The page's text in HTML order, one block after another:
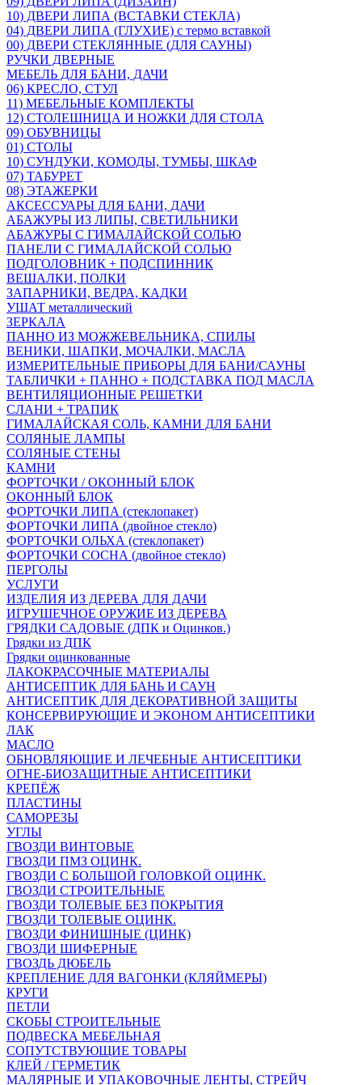
10) ДВЕРИ ЛИПА (ВСТАВКИ СТЕКЛА)
04) ДВЕРИ ЛИПА (ГЛУХИЕ) с термо вставкой
00) ДВЕРИ СТЕКЛЯННЫЕ (ДЛЯ САУНЫ)
РУЧКИ ДВЕРНЫЕ
МЕБЕЛЬ ДЛЯ БАНИ, ДАЧИ
06) КРЕСЛО, СТУЛ
11) МЕБЕЛЬНЫЕ КОМПЛЕКТЫ
12) СТОЛЕШНИЦА И НОЖКИ ДЛЯ СТОЛА
09) ОБУВНИЦЫ
01) СТОЛЫ
10) СУНДУКИ, КОМОДЫ, ТУМБЫ, ШКАФ
07) ТАБУРЕТ
08) ЭТАЖЕРКИ
АКСЕССУАРЫ ДЛЯ БАНИ, ДАЧИ
АБАЖУРЫ ИЗ ЛИПЫ, СВЕТИЛЬНИКИ
АБАЖУРЫ С ГИМАЛАЙСКОЙ СОЛЬЮ
ПАНЕЛИ С ГИМАЛАЙСКОЙ СОЛЬЮ
ПОДГОЛОВНИК + ПОДСПИННИК
ВЕШАЛКИ, ПОЛКИ
ЗАПАРНИКИ, ВЕДРА, КАДКИ
УШАТ металлический
ЗЕРКАЛА
ПАННО ИЗ МОЖЖЕВЕЛЬНИКА, СПИЛЫ
ВЕНИКИ, ШАПКИ, МОЧАЛКИ, МАСЛА
ИЗМЕРИТЕЛЬНЫЕ ПРИБОРЫ ДЛЯ БАНИ/САУНЫ
ТАБЛИЧКИ + ПАННО + ПОДСТАВКА ПОД МАСЛА
ВЕНТИЛЯЦИОННЫЕ РЕШЕТКИ
СЛАНИ + ТРАПИК
ГИМАЛАЙСКАЯ СОЛЬ, КАМНИ ДЛЯ БАНИ
СОЛЯНЫЕ ЛАМПЫ
СОЛЯНЫЕ СТЕНЫ
КАМНИ
ФОРТОЧКИ / ОКОННЫЙ БЛОК
ОКОННЫЙ БЛОК
ФОРТОЧКИ ЛИПА (стеклопакет)
ФОРТОЧКИ ЛИПА (двойное стекло)
ФОРТОЧКИ ОЛЬХА (стеклопакет)
ФОРТОЧКИ СОСНА (двойное стекло)
ПЕРГОЛЫ
УСЛУГИ
ИЗДЕЛИЯ ИЗ ДЕРЕВА ДЛЯ ДАЧИ
ИГРУШЕЧНОЕ ОРУЖИЕ ИЗ ДЕРЕВА
ГРЯДКИ САДОВЫЕ (ДПК и Оцинков.)
Грядки из ДПК
Грядки оцинкованные
ЛАКОКРАСОЧНЫЕ МАТЕРИАЛЫ
АНТИСЕПТИК ДЛЯ БАНЬ И САУН
АНТИСЕПТИК ДЛЯ ДЕКОРАТИВНОЙ ЗАЩИТЫ
КОНСЕРВИРУЮЩИЕ И ЭКОНОМ АНТИСЕПТИКИ
ЛАК
МАСЛО
ОБНОВЛЯЮЩИЕ И ЛЕЧЕБНЫЕ АНТИСЕПТИКИ
ОГНЕ-БИОЗАЩИТНЫЕ АНТИСЕПТИКИ
КРЕПЁЖ
ПЛАСТИНЫ
САМОРЕЗЫ
УГЛЫ
ГВОЗДИ ВИНТОВЫЕ
ГВОЗДИ ПМЗ ОЦИНК.
ГВОЗДИ С БОЛЬШОЙ ГОЛОВКОЙ ОЦИНК.
ГВОЗДИ СТРОИТЕЛЬНЫЕ
ГВОЗДИ ТОЛЕВЫЕ БЕЗ ПОКРЫТИЯ
ГВОЗДИ ТОЛЕВЫЕ ОЦИНК.
ГВОЗДИ ФИНИШНЫЕ (ЦИНК)
ГВОЗДИ ШИФЕРНЫЕ
ГВОЗДЬ ДЮБЕЛЬ
КРЕПЛЕНИЕ ДЛЯ ВАГОНКИ (КЛЯЙМЕРЫ)
КРУГИ
ПЕТЛИ
СКОБЫ СТРОИТЕЛЬНЫЕ
ПОДВЕСКА МЕБЕЛЬНАЯ
СОПУТСТВУЮЩИЕ ТОВАРЫ
КЛЕЙ / ГЕРМЕТИК
МАЛЯРНЫЕ И УПАКОВОЧНЫЕ ЛЕНТЫ, СТРЕЙЧ